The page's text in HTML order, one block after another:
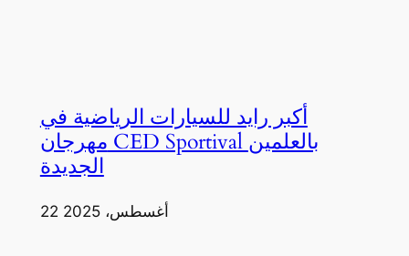
أكبر رايد للسيارات الرياضية في
مهرجان CED Sportival بالعلمين
الجديدة
22 أغسطس، 2025